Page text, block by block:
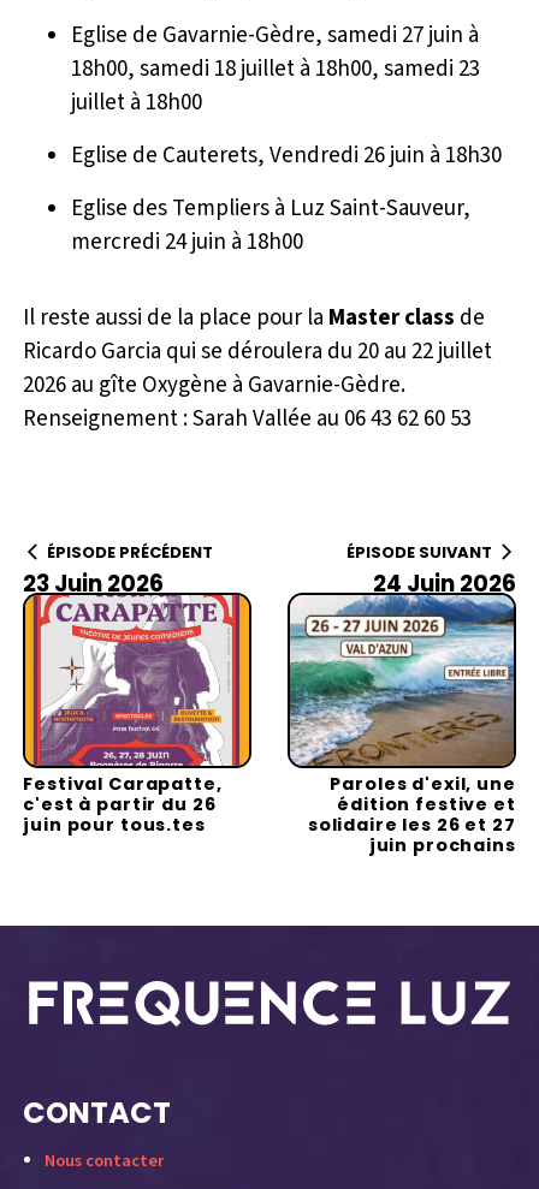
Eglise de Gavarnie-Gèdre, samedi 27 juin à
18h00, samedi 18 juillet à 18h00, samedi 23
juillet à 18h00
Eglise de Cauterets, Vendredi 26 juin à 18h30
Eglise des Templiers à Luz Saint-Sauveur,
mercredi 24 juin à 18h00
Il reste aussi de la place pour la Master class de
Ricardo Garcia qui se déroulera du 20 au 22 juillet
2026 au gîte Oxygène à Gavarnie-Gèdre.
Renseignement : Sarah Vallée au 06 43 62 60 53
ÉPISODE PRÉCÉDENT
23 Juin 2026
Festival Carapatte,
c'est à partir du 26
juin pour tous.tes
ÉPISODE SUIVANT
24 Juin 2026
Paroles d'exil, une
édition festive et
solidaire les 26 et 27
juin prochains
CONTACT
Nous contacter